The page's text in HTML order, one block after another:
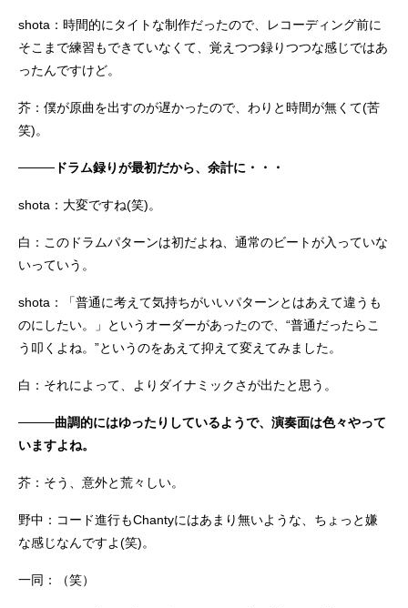
shota：時間的にタイトな制作だったので、レコーディング前に
そこまで練習もできていなくて、覚えつつ録りつつな感じではあ
ったんですけど。
芥：僕が原曲を出すのが遅かったので、わりと時間が無くて(苦
笑)。
────ドラム録りが最初だから、余計に・・・
shota：大変ですね(笑)。
白：このドラムパターンは初だよね、通常のビートが入っていな
いっていう。
shota：「普通に考えて気持ちがいいパターンとはあえて違うも
のにしたい。」というオーダーがあったので、“普通だったらこ
う叩くよね。”というのをあえて抑えて変えてみました。
白：それによって、よりダイナミックさが出たと思う。
────曲調的にはゆったりしているようで、演奏面は色々やって
いますよね。
芥：そう、意外と荒々しい。
野中：コード進行もChantyにはあまり無いような、ちょっと嫌
な感じなんですよ(笑)。
一同：（笑）